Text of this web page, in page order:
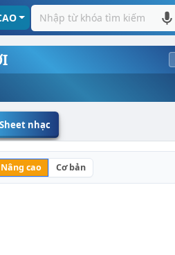
Sheet nhạc
Nâng cao Cơ bản